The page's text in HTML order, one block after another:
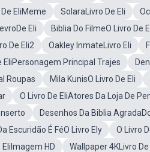
EliMeme SolaraLivro De Eli
LevroDe Eli Biblia Do FilmeO Livro De
De Eli2 Oakley InmateLivro Eli
EliPersonagem Principal Trajes
Roupas
Mila KunisO Livro De Eli
O Livro De EliAtores Da Loja De
Desenhos Da Biblia
Escuridão É FéO Livro Ely O Livro
EliImagem HD Wallpaper 4KLivro De